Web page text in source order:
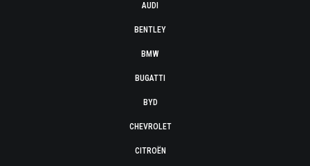
AUDI
BENTLEY
BMW
BUGATTI
BYD
CHEVROLET
CITROËN